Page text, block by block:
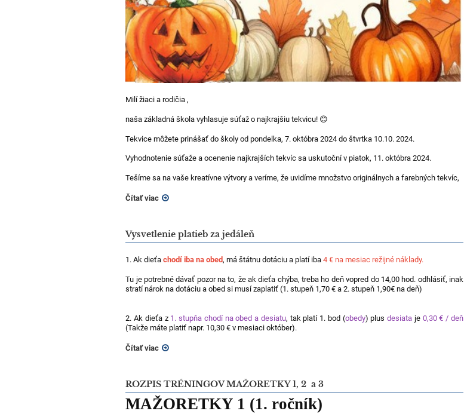
Milí žiaci a rodičia ,
naša základná škola vyhlasuje súťaž o najkrajšiu tekvicu! 😊
Tekvice môžete prinášať do školy odpondelka, 7. októbra 2024 do štvrtka 10.10. 2024.
Vyhodnotenie súťaže a ocenenie najkrajších tekvíc sa uskutoční v piatok, 11. októbra 2024.
Tešíme sa na vaše kreatívne výtvory a veríme, že uvidíme množstvo originálnych a farebných tekvíc,
Čítať viac
Vysvetlenie platieb za jedáleň
1. Ak dieťa chodí iba na obed, má štátnu dotáciu a platí iba 4 € na mesiac režijné náklady.
Tu je potrebné dávať pozor na to, že ak dieťa chýba, treba ho deň vopred do 14,00 hod. odhlásiť, inak
stratí nárok na dotáciu a obed si musí zaplatiť (1. stupeň 1,70 € a 2. stupeň 1,90€ na deň)
2. Ak dieťa z1. stupňa chodí na obed a desiatu, tak platí 1. bod (obedy) plusdesiata je 0,30 € / deň
(Takže máte platiť napr. 10,30 € v mesiaci október).
Čítať viac
ROZPIS TRÉNINGOV MAŽORETKY 1, 2 a 3
MAŽORETKY 1 (1. ročník)